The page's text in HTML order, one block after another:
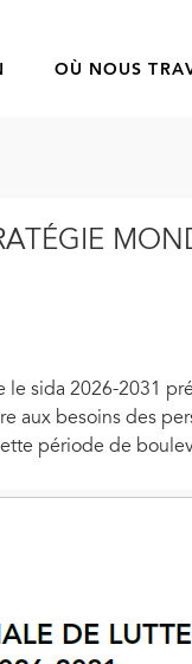
OÙ NOUS
sida 2026-2031
aux besoins des
période de